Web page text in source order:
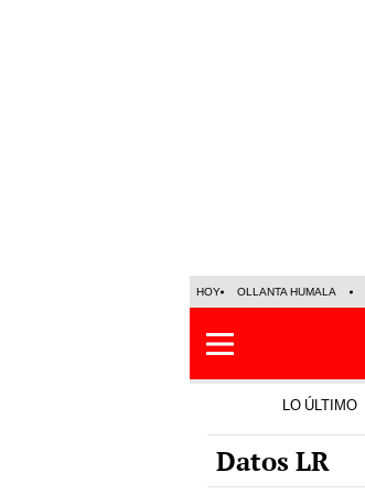
HOY OLLANTA HUMALA
LO ÚLTIMO
Datos LR